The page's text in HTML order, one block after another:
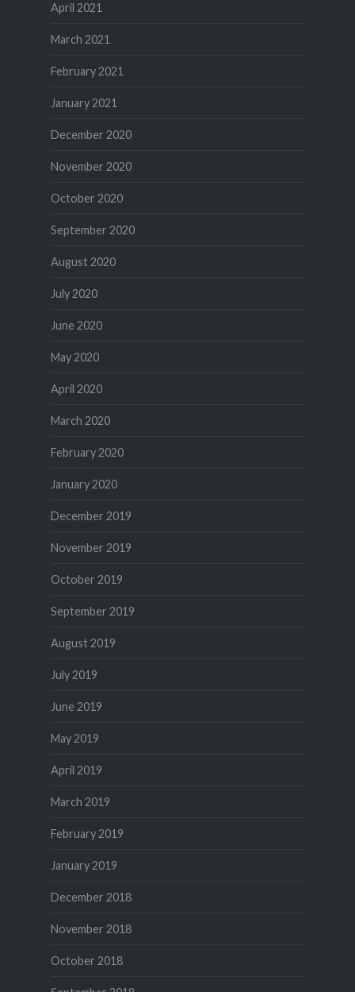
April 2021
March 2021
February 2021
January 2021
December 2020
November 2020
October 2020
September 2020
August 2020
July 2020
June 2020
May 2020
April 2020
March 2020
February 2020
January 2020
December 2019
November 2019
October 2019
September 2019
August 2019
July 2019
June 2019
May 2019
April 2019
March 2019
February 2019
January 2019
December 2018
November 2018
October 2018